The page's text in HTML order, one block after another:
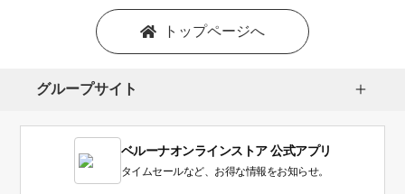
トップページへ
グループサイト
ベルーナオンラインストア 公式アプリ
タイムセールなど、お得な情報をお知らせ。